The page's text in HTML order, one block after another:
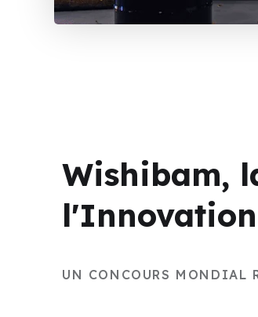
Wishibam,
l'Innovation
UN CONCOURS MONDIAL